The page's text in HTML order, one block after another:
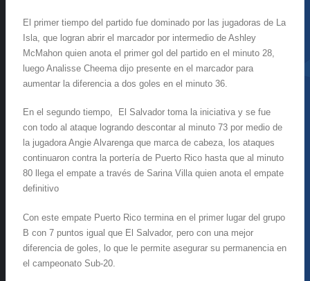
El primer tiempo del partido fue dominado por las jugadoras de La
Isla, que logran abrir el marcador por intermedio de Ashley
McMahon quien anota el primer gol del partido en el minuto 28,
luego Analisse Cheema dijo presente en el marcador para
aumentar la diferencia a dos goles en el minuto 36.
En el segundo tiempo, El Salvador toma la iniciativa y se fue
con todo al ataque logrando descontar al minuto 73 por medio de
la jugadora Angie Alvarenga que marca de cabeza, los ataques
continuaron contra la portería de Puerto Rico hasta que al minuto
80 llega el empate a través de Sarina Villa quien anota el empate
definitivo
Con este empate Puerto Rico termina en el primer lugar del grupo
B con 7 puntos igual que El Salvador, pero con una mejor
diferencia de goles, lo que le permite asegurar su permanencia en
el campeonato Sub-20.